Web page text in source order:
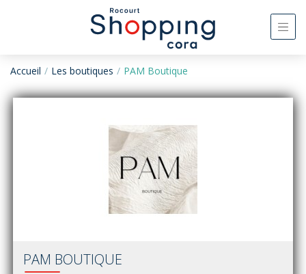
Accueil Les boutiques PAM Boutique
PAM BOUTIQUE